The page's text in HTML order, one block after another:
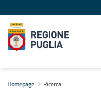
Homepage Ricerca